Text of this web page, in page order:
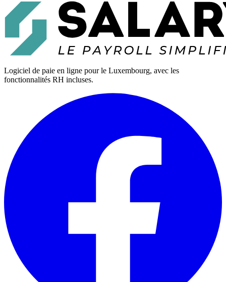
Logiciel de paie en ligne pour le Luxembourg, avec les
fonctionnalités RH incluses.